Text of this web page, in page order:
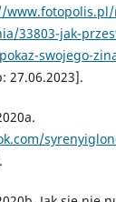
www.fotopolis.pl/
33803-jak-
swojego-
27.06.2023].